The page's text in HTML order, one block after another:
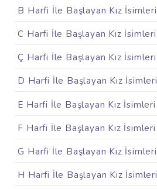
B Harfi İle Başlayan Kız İsimleri
C Harfi İle Başlayan Kız İsimleri
Ç Harfi İle Başlayan Kız İsimleri
D Harfi İle Başlayan Kız İsimleri
E Harfi İle Başlayan Kız İsimleri
F Harfi İle Başlayan Kız İsimleri
G Harfi İle Başlayan Kız İsimleri
H Harfi İle Başlayan Kız İsimleri